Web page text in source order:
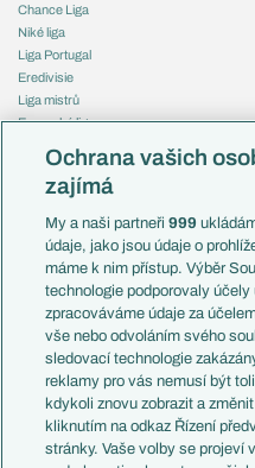
Chance Liga
Niké liga
Liga Portugal
Eredivisie
Liga mistrů
Evropská liga
Mistrovství světa
Liga národů
Témata
Představení týmů MS
EuroSkauting
PL v kostce
Evropské koeficienty
Přestupy
Přestupové spekulace
Zranění
Kluby
Ochrana vašich
zajímá
My a naši partneři999
údaje, jako jsou údaje o
máme k nim přístup. Výběr
technologie podporovaly
zpracováváme údaje za
vše nebo odvoláním svého
sledovací technologie
reklamy pro vás nemusí být
kdykoli znovu zobrazit a
kliknutím na odkaz Řízení
stránky. Vaše volby se projeví